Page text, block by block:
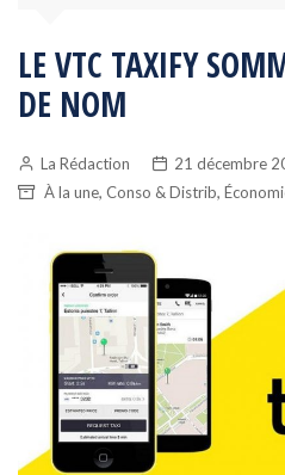
LE VTC TAXIFY
DE NOM
La Rédaction
21 décembre
À la une, Conso & Distrib,